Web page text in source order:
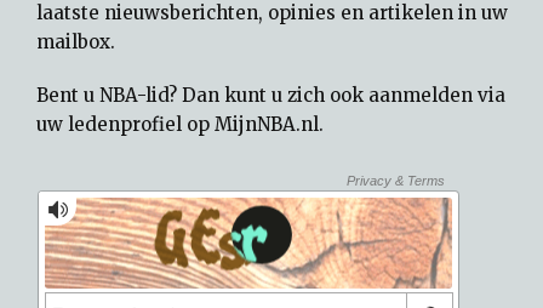
laatste nieuwsberichten, opinies en artikelen in uw
mailbox.
Bent u NBA-lid? Dan kunt u zich ook aanmelden via
uw ledenprofiel op MijnNBA.nl.